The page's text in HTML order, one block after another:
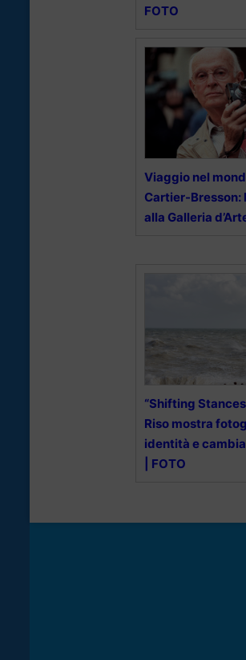
FOTO
Viaggio nel
Cartier-Bresson:
alla Galleria
“Shifting
Riso mostra
identità e
| FOTO